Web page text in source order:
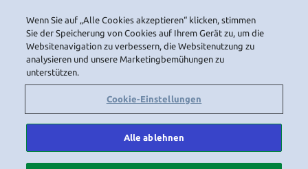
Wenn Sie auf „Alle Cookies akzeptieren“ klicken, stimmen
Sie der Speicherung von Cookies auf Ihrem Gerät zu, um die
Websitenavigation zu verbessern, die Websitenutzung zu
analysieren und unsere Marketingbemühungen zu
unterstützen.
Cookie-Einstellungen
Alle ablehnen